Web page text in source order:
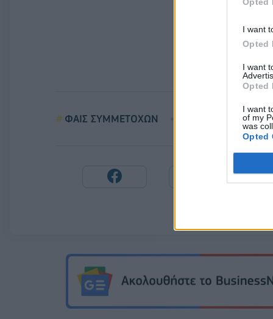
I want
Opted
I want
Opted
I want
of my
was
Opted
ΦΑΙΣ ΣΥΜΜΕΤΟΧΩΝ ΙΔΙΕΣ ΜΕΤΟΧΕΣ